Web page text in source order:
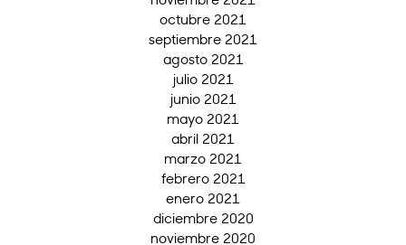
octubre 2021
septiembre 2021
agosto 2021
julio 2021
junio 2021
mayo 2021
abril 2021
marzo 2021
febrero 2021
enero 2021
diciembre 2020
noviembre 2020